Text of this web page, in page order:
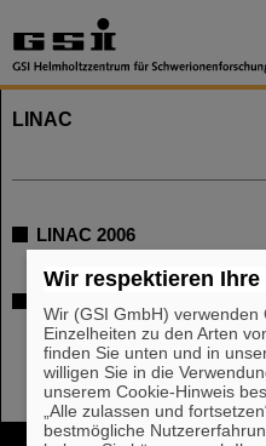
LINAC
LINAC 2006
Wir respektieren
Wir (GSI GmbH) verwenden
Einzelheiten zu den Arten
finden Sie unten und in
willigen Sie in die
unserem Cookie-Hinweis
„Alle zulassen und
bestmögliche